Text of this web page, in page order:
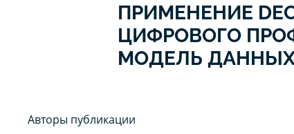
ПРИМЕНЕНИЕ
ЦИФРОВОГО
МОДЕЛЬ
Авторы публикации